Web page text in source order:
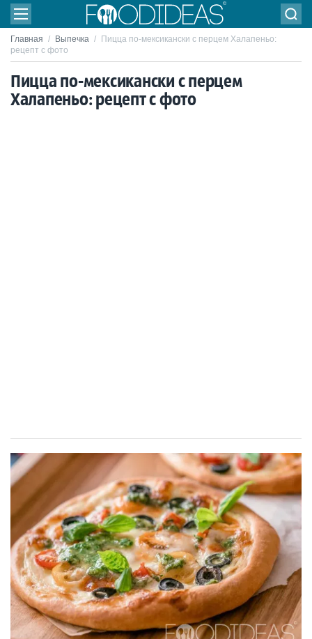
Главная / Выпечка /
Пицца по-мексикански с перцем Халапеньо:
рецепт с фото
Пицца по-мексикански с перцем
Халапеньо: рецепт с фото